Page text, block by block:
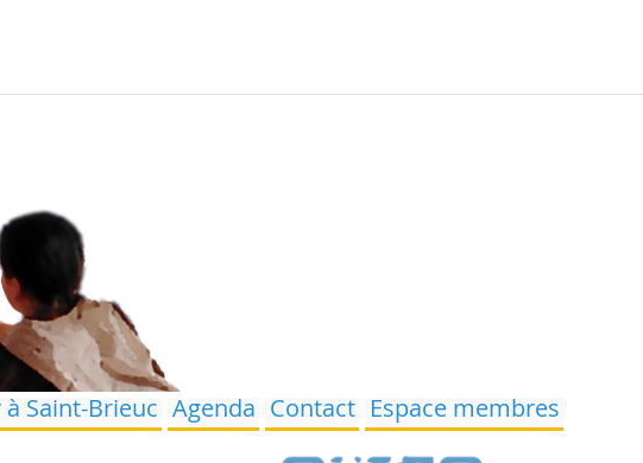
à Saint-Brieuc Agenda Contact Espace membres